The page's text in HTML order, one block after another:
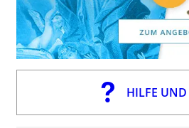
HILFE